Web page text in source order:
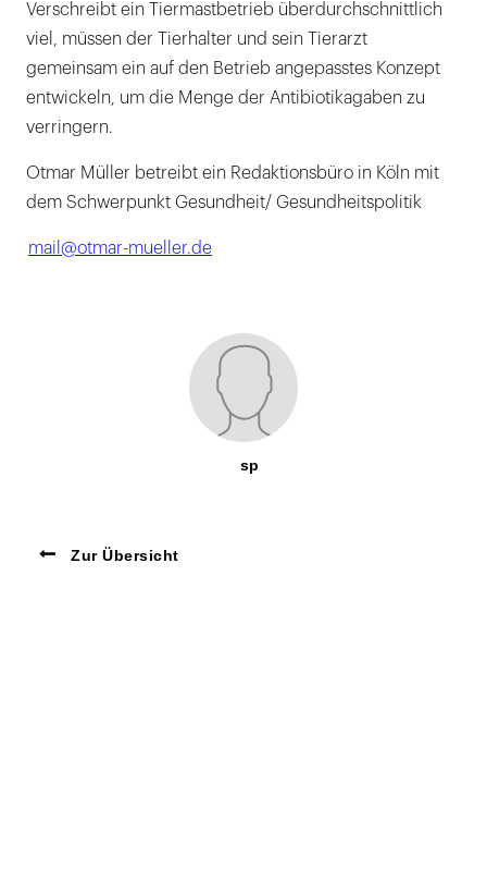
Verschreibt ein Tiermastbetrieb überdurchschnittlich
viel, müssen der Tierhalter und sein Tierarzt
gemeinsam ein auf den Betrieb angepasstes Konzept
entwickeln, um die Menge der Antibiotikagaben zu
verringern.
Otmar Müller betreibt ein Redaktionsbüro in Köln mit
dem Schwerpunkt Gesundheit/ Gesundheitspolitik
mail@otmar-mueller.de
sp
Zur Übersicht